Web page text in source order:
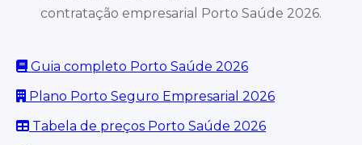
contratação empresarial Porto Saúde 2026.
Guia completo Porto Saúde 2026
Plano Porto Seguro Empresarial 2026
Tabela de preços Porto Saúde 2026